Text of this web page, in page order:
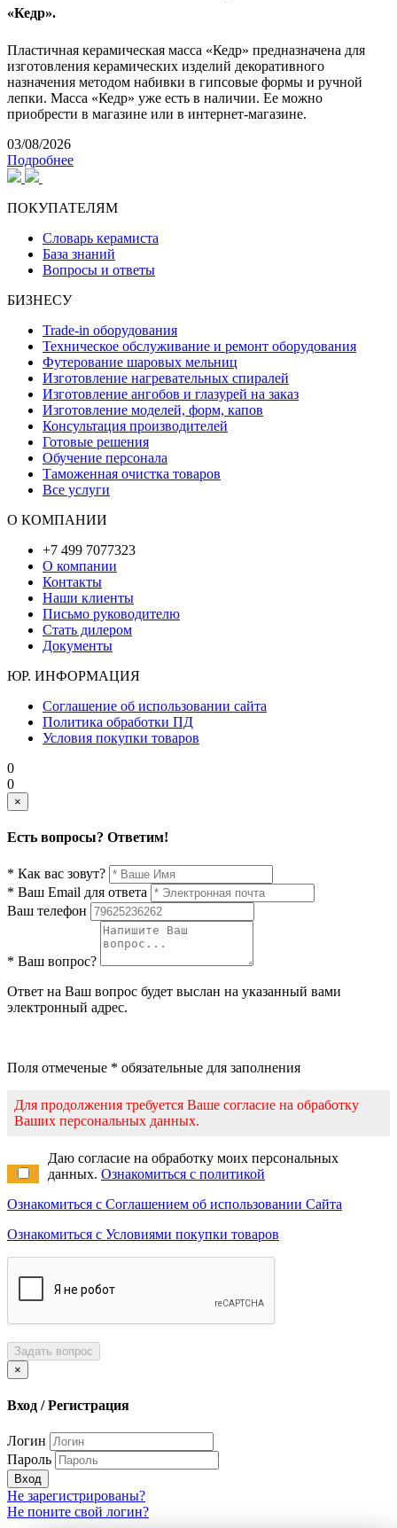
«Кедр».
Пластичная керамическая масса «Кедр» предназначена для
изготовления керамических изделий декоративного
назначения методом набивки в гипсовые формы и ручной
лепки. Масса «Кедр» уже есть в наличии. Ее можно
приобрести в магазине или в интернет-магазине.
03/08/2026
Подробнее
ПОКУПАТЕЛЯМ
Словарь керамиста
База знаний
Вопросы и ответы
БИЗНЕСУ
Trade-in оборудования
Техническое обслуживание и ремонт оборудования
Футерование шаровых мельниц
Изготовление нагревательных спиралей
Изготовление ангобов и глазурей на заказ
Изготовление моделей, форм, капов
Консультация производителей
Готовые решения
Обучение персонала
Таможенная очистка товаров
Все услуги
О КОМПАНИИ
+7 499 7077323
О компании
Контакты
Наши клиенты
Письмо руководителю
Стать дилером
Документы
ЮР. ИНФОРМАЦИЯ
Соглашение об использовании сайта
Политика обработки ПД
Условия покупки товаров
0
0
×
Есть вопросы? Ответим!
* Как вас зовут?
* Ваш Email для ответа
Ваш телефон
* Ваш вопрос?
Ответ на Ваш вопрос будет выслан на указанный вами
электронный адрес.
Поля отмеченые * обязательные для заполнения
Для продолжения требуется Ваше согласие на обработку
Ваших персональных данных.
Даю согласие на обработку моих персональных
данных. Ознакомиться с политикой
Ознакомиться с Соглашением об использовании Сайта
Ознакомиться с Условиями покупки товаров
Задать вопрос
×
Вход / Регистрация
Логин
Пароль
Вход
Не зарегистрированы?
Не поните свой логин?